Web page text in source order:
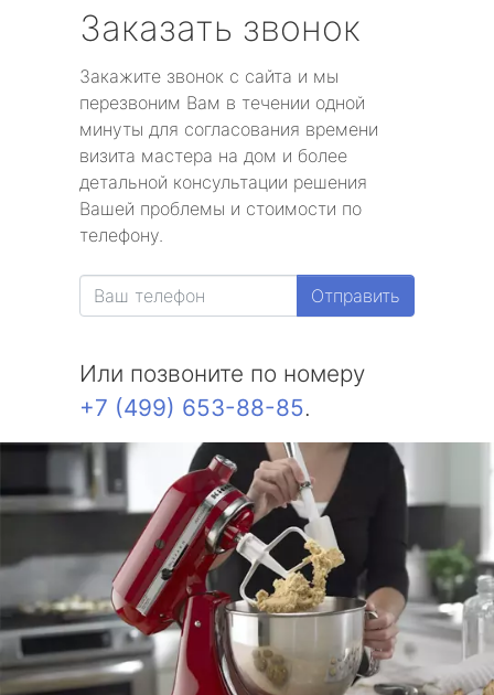
Заказать звонок
Закажите звонок с сайта и мы
перезвоним Вам в течении одной
минуты для согласования времени
визита мастера на дом и более
детальной консультации решения
Вашей проблемы и стоимости по
телефону.
Отправить
Или позвоните по номеру
+7 (499) 653-88-85.